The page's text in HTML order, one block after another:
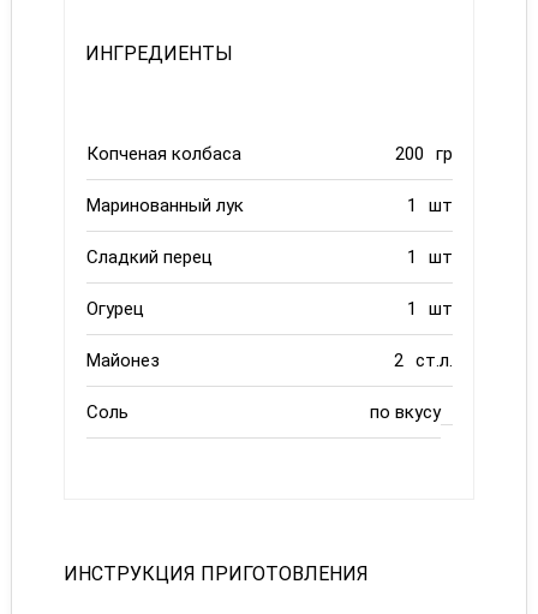
ИНГРЕДИЕНТЫ
Копченая колбаса 200 гр
Маринованный лук 1 шт
Сладкий перец 1 шт
Огурец 1 шт
Майонез 2 ст.л.
Соль по вкусу
ИНСТРУКЦИЯ ПРИГОТОВЛЕНИЯ